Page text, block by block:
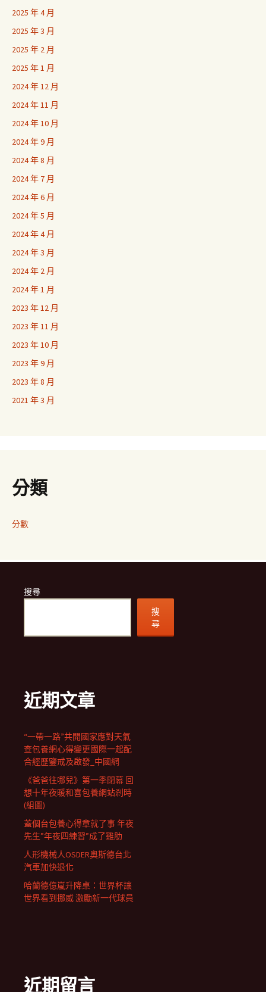
2025 年 4 月
2025 年 3 月
2025 年 2 月
2025 年 1 月
2024 年 12 月
2024 年 11 月
2024 年 10 月
2024 年 9 月
2024 年 8 月
2024 年 7 月
2024 年 6 月
2024 年 5 月
2024 年 4 月
2024 年 3 月
2024 年 2 月
2024 年 1 月
2023 年 12 月
2023 年 11 月
2023 年 10 月
2023 年 9 月
2023 年 8 月
2021 年 3 月
分類
分數
搜尋
搜
尋
近期文章
“一帶一路”共開國家應對天氣
查包養網心得變更國際一起配
合經歷鑒戒及啟發_中國網
《爸爸往哪兒》第一季閉幕 回
想十年夜暖和喜包養網站剎時
(組圖)
蓋個台包養心得章就了事 年夜
先生”年夜四練習”成了雞肋
人形機械人OSDER奧斯德台北
汽車加快退化
哈蘭德億嵐升降桌：世界杯讓
世界看到挪威 激勵新一代球員
近期留言